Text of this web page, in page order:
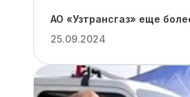
АО «Узтрансгаз» еще
25.09.2024